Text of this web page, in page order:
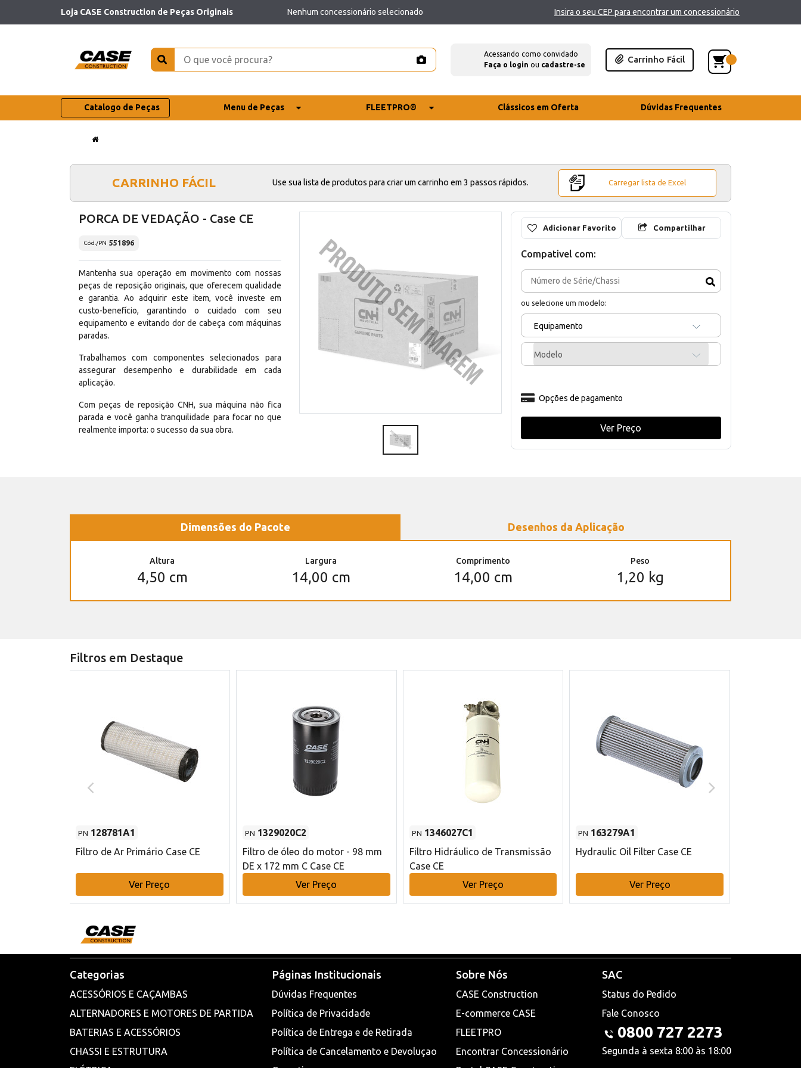
Loja CASE Construction de Peças Originais Nenhum concessionário selecionado Insira o seu CEP para encontrar um concessionário
Acessando como convidado
Faça o login ou cadastre-se
Carrinho Fácil
Catalogo de Peças Menu de Peças FLEETPRO® Clássicos em Oferta Dúvidas Frequentes
CARRINHO FÁCIL Use sua lista de produtos para criar um carrinho em 3 passos rápidos. Carregar lista de Excel
PORCA DE VEDAÇÃO - Case CE
Cód./PN 551896
Mantenha sua operação em movimento com nossas
peças de reposição originais, que oferecem qualidade
e garantia. Ao adquirir este item, você investe em
custo-benefício, garantindo o cuidado com seu
equipamento e evitando dor de cabeça com máquinas
paradas.
Trabalhamos com componentes selecionados para
assegurar desempenho e durabilidade em cada
aplicação.
Com peças de reposição CNH, sua máquina não fica
parada e você ganha tranquilidade para focar no que
realmente importa: o sucesso da sua obra.
Adicionar Favorito Compartilhar
Compativel com:
ou selecione um modelo:
Equipamento
Modelo
Opções de pagamento
Ver Preço
Dimensões do Pacote Desenhos da Aplicação
Altura
4,50 cm
Largura
14,00 cm
Comprimento
14,00 cm
Peso
1,20 kg
Filtros em Destaque
PN 128781A1
Filtro de Ar Primário Case CE
Ver Preço
PN 1329020C2
Filtro de óleo do motor - 98 mm
DE x 172 mm C Case CE
Ver Preço
PN 1346027C1
Filtro Hidráulico de Transmissão
Case CE
Ver Preço
PN 163279A1
Hydraulic Oil Filter Case CE
Ver Preço
Categorias
ACESSÓRIOS E CAÇAMBAS
ALTERNADORES E MOTORES DE PARTIDA
BATERIAS E ACESSÓRIOS
CHASSI E ESTRUTURA
Páginas Institucionais
Dúvidas Frequentes
Política de Privacidade
Política de Entrega e de Retirada
Política de Cancelamento e Devoluçao
Sobre Nós
CASE Construction
E-commerce CASE
FLEETPRO
Encontrar Concessionário
SAC
Status do Pedido
Fale Conosco
0800 727 2273
Segunda à sexta 8:00 às 18:00